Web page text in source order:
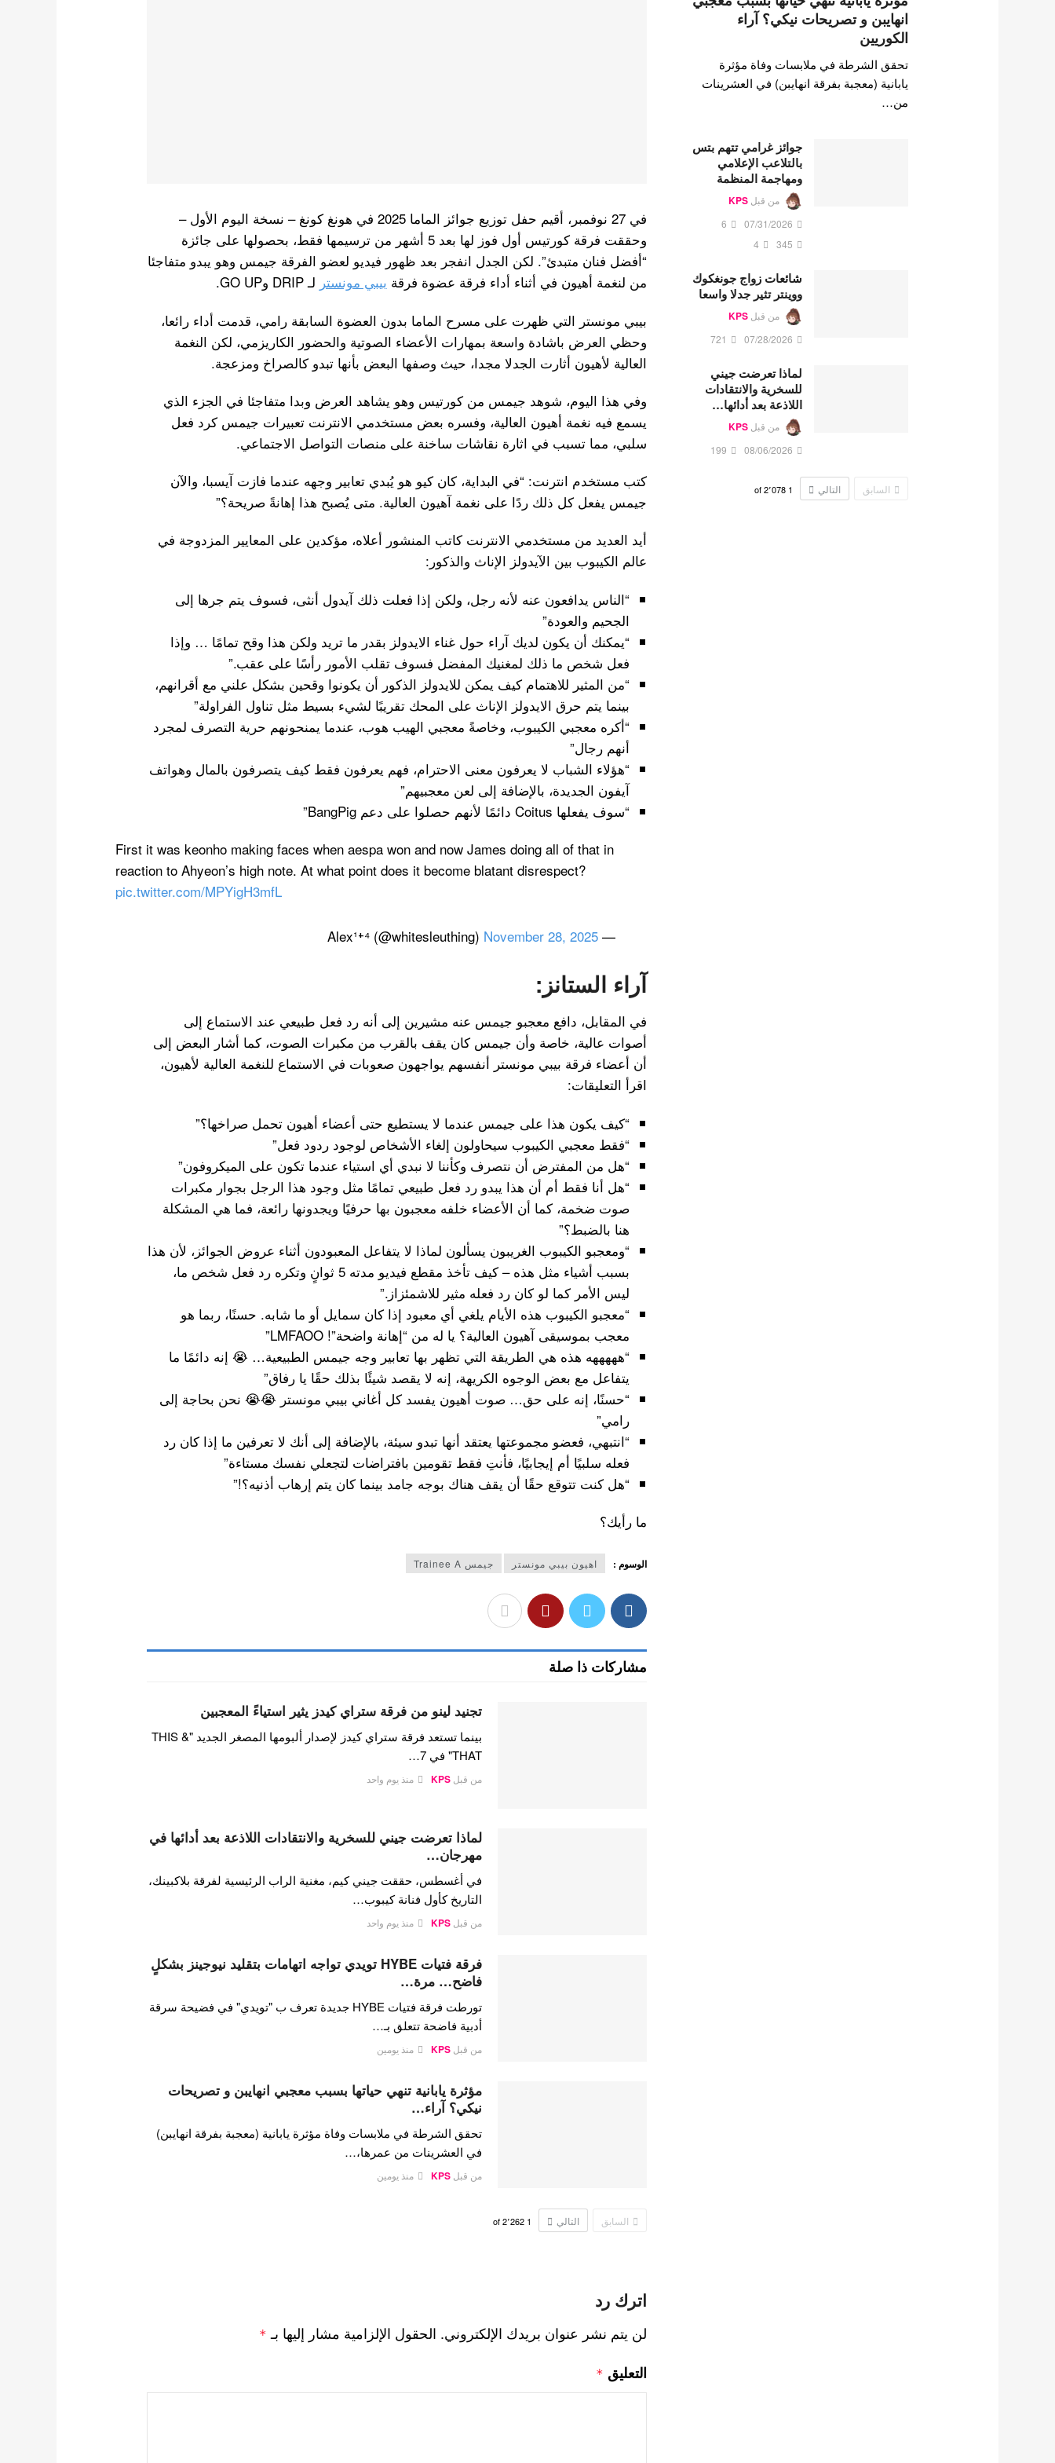
في 27 نوفمبر، أقيم حفل توزيع جوائز الماما 2025 في هونغ كونغ – نسخة اليوم الأول –
وحققت فرقة كورتيس أول فوز لها بعد 5 أشهر من ترسيمها فقط، بحصولها على جائزة
“أفضل فنان متبدئ”. لكن الجدل انفجر بعد ظهور فيديو لعضو الفرقة جيمس وهو يبدو متفاجئا
من لنغمة أهيون في أثناء أداء فرقة عضوة فرقة بيبي مونستر لـ DRIP وGO UP.
بيبي مونستر التي ظهرت على مسرح الماما بدون العضوة السابقة رامي، قدمت أداء رائعا،
وحظي العرض باشادة واسعة بمهارات الأعضاء الصوتية والحضور الكاريزمي، لكن النغمة
العالية لأهيون أثارت الجدلا مجدا، حيث وصفها البعض بأنها تبدو كالصراخ ومزعجة.
وفي هذا اليوم، شوهد جيمس من كورتيس وهو يشاهد العرض وبدا متفاجئا في الجزء الذي
يسمع فيه نغمة أهيون العالية، وفسره بعض مستخدمي الانترنت تعبيرات جيمس كرد فعل
سلبي، مما تسبب في اثارة نقاشات ساخنة على منصات التواصل الاجتماعي.
كتب مستخدم انترنت: “في البداية، كان كيو هو يُبدي تعابير وجهه عندما فازت آيسبا، والآن
جيمس يفعل كل ذلك ردًا على نغمة آهيون العالية. متى يُصبح هذا إهانةً صريحة؟”
أيد العديد من مستخدمي الانترنت كاتب المنشور أعلاه، مؤكدين على المعايير المزدوجة في
عالم الكيبوب بين الآيدولز الإناث والذكور:
“الناس يدافعون عنه لأنه رجل، ولكن إذا فعلت ذلك آيدول أنثى، فسوف يتم جرها إلى
الجحيم والعودة”
“يمكنك أن يكون لديك آراء حول غناء الايدولز بقدر ما تريد ولكن هذا وقح تمامًا … وإذا
فعل شخص ما ذلك لمغنيك المفضل فسوف تقلب الأمور رأسًا على عقب.”
“من المثير للاهتمام كيف يمكن للايدولز الذكور أن يكونوا وقحين بشكل علني مع أقرانهم،
بينما يتم حرق الايدولز الإناث على المحك تقريبًا لشيء بسيط مثل تناول الفراولة”
“أكره معجبي الكيبوب، وخاصةً معجبي الهيب هوب، عندما يمنحونهم حرية التصرف لمجرد
أنهم رجال”
“هؤلاء الشباب لا يعرفون معنى الاحترام، فهم يعرفون فقط كيف يتصرفون بالمال وهواتف
آيفون الجديدة، بالإضافة إلى لعن معجبيهم”
“سوف يفعلها Coitus دائمًا لأنهم حصلوا على دعم BangPig”
First it was keonho making faces when aespa won and now James doing all of that in
reaction to Ahyeon’s high note. At what point does it become blatant disrespect?
pic.twitter.com/MPYigH3mfL
— Alex¹⁺⁴ (@whitesleuthing)
November 28, 2025
آراء الستانز:
في المقابل، دافع معجبو جيمس عنه مشيرين إلى أنه رد فعل طبيعي عند الاستماع إلى
أصوات عالية، خاصة وأن جيمس كان يقف بالقرب من مكبرات الصوت، كما أشار البعض إلى
أن أعضاء فرقة بيبي مونستر أنفسهم يواجهون صعوبات في الاستماع للنغمة العالية لأهيون،
اقرأ التعليقات:
“كيف يكون هذا على جيمس عندما لا يستطيع حتى أعضاء أهيون تحمل صراخها؟”
“فقط معجبي الكيبوب سيحاولون إلغاء الأشخاص لوجود ردود فعل”
“هل من المفترض أن نتصرف وكأننا لا نبدي أي استياء عندما تكون على الميكروفون”
“هل أنا فقط أم أن هذا يبدو رد فعل طبيعي تمامًا مثل وجود هذا الرجل بجوار مكبرات
صوت ضخمة، كما أن الأعضاء خلفه معجبون بها حرفيًا ويجدونها رائعة، فما هي المشكلة
هنا بالضبط؟”
“ومعجبو الكيبوب الغريبون يسألون لماذا لا يتفاعل المعبودون أثناء عروض الجوائز، لأن هذا
بسبب أشياء مثل هذه – كيف تأخذ مقطع فيديو مدته 5 ثوانٍ وتكره رد فعل شخص ما،
ليس الأمر كما لو كان رد فعله مثير للاشمئزاز.”
“معجبو الكيبوب هذه الأيام يلغي أي معبود إذا كان سمايل أو ما شابه. حسنًا، ربما هو
معجب بموسيقى آهيون العالية؟ يا له من “إهانة واضحة”! LMFAOO”
“هههههه هذه هي الطريقة التي تظهر بها تعابير وجه جيمس الطبيعية… 😭 إنه دائمًا ما
يتفاعل مع بعض الوجوه الكريهة، إنه لا يقصد شيئًا بذلك حقًا يا رفاق”
“حسنًا، إنه على حق… صوت أهيون يفسد كل أغاني بيبي مونستر 😭😭 نحن بحاجة إلى
رامي”
“انتبهي، فعضو مجموعتها يعتقد أنها تبدو سيئة، بالإضافة إلى أنك لا تعرفين ما إذا كان رد
فعله سلبيًا أم إيجابيًا، فأنتِ فقط تقومين بافتراضات لتجعلي نفسك مستاءة”
“هل كنت تتوقع حقًا أن يقف هناك بوجه جامد بينما كان يتم إرهاب أذنيه؟!”
ما رأيك؟
الوسوم : اهيون بيبي مونستر جيمس Trainee A
مشاركات ذا صلة
تجنيد لينو من فرقة ستراي كيدز يثير استياءً المعجبين
بينما تستعد فرقة ستراي كيدز لإصدار ألبومها المصغر الجديد "THIS &
THAT" في 7…
من قبلKPS منذ يوم واحد
لماذا تعرضت جيني للسخرية والانتقادات اللاذعة بعد أدائها في
مهرجان…
في أغسطس، حققت جيني كيم، مغنية الراب الرئيسية لفرقة بلاكبينك،
التاريخ كأول فنانة كيبوب…
من قبلKPS منذ يوم واحد
فرقة فتيات HYBE تويدي تواجه اتهامات بتقليد نيوجينز بشكلٍ
فاضح… مرة…
تورطت فرقة فتيات HYBE جديدة تعرف ب "تويدي" في فضيحة سرقة
أدبية فاضحة تتعلق بـ…
من قبلKPS منذ يومين
مؤثرة يابانية تنهي حياتها بسبب معجبي انهايبن و تصريحات
نيكي؟ آراء…
تحقق الشرطة في ملابسات وفاة مؤثرة يابانية (معجبة بفرقة انهايبن)
في العشرينات من عمرها،…
من قبلKPS منذ يومين
السابق التالي 1
of2٬262
اترك رد
لن يتم نشر عنوان بريدك الإلكتروني. الحقول الإلزامية مشار إليها بـ *
التعليق *
انهايبن و تصريحات نيكي؟ آراء
الكوريين
تحقق الشرطة في ملابسات وفاة مؤثرة
يابانية (معجبة بفرقة انهايبن) في العشرينات
من…
جوائز غرامي تتهم بتس
بالتلاعب الإعلامي
ومهاجمة المنظمة
من قبل KPS
07/31/2026
6
345
4
شائعات زواج جونغكوك
ووينتر تثير جدلا واسعا
من قبل KPS
07/28/2026
721
لماذا تعرضت جيني
للسخرية والانتقادات
اللاذعة بعد أدائها…
من قبل KPS
08/06/2026
199
السابق التالي 1 2٬078